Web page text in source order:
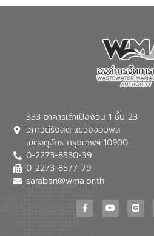
333 อาคารเล้าเป้งง้วน 1 ชั้น 23
วิภาวดีรังสิต แขวงจอมพล
เขตจตุจักร กรุงเทพฯ 10900
0-2273-8530-39
0-2273-8577-79
saraban@wma.or.th